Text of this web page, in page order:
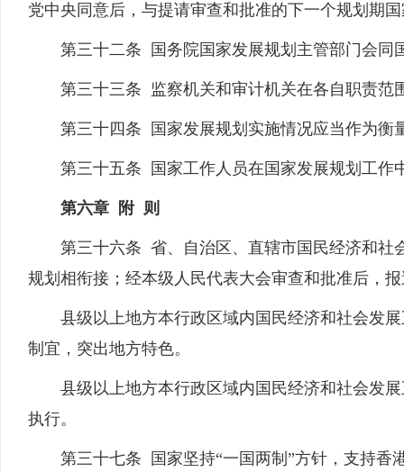
党中央同意后，与提请审查和批准的下一个规划期
第三十二条 国务院国家发展规划主管部门会同
第三十三条 监察机关和审计机关在各自职责范
第三十四条 国家发展规划实施情况应当作为衡
第三十五条 国家工作人员在国家发展规划工作
第六章 附 则
第三十六条 省、自治区、直辖市国民经济和社
规划相衔接；经本级人民代表大会审查和批准后，
县级以上地方本行政区域内国民经济和社会发展
制宜，突出地方特色。
县级以上地方本行政区域内国民经济和社会发展
执行。
第三十七条 国家坚持“一国两制”方针，支持香